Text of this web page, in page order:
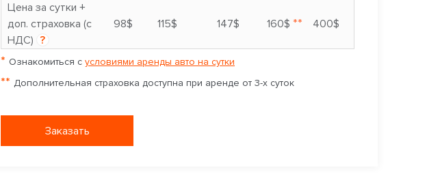
Цена за сутки +
доп. страховка (с
НДС) ?
98$ 115$ 147$ 160$ ** 400$
* Ознакомиться с условиями аренды авто на сутки
** Дополнительная страховка доступна при аренде от 3-х суток
Заказать